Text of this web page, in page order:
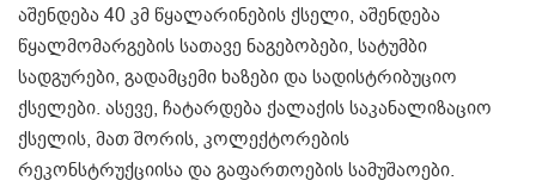
აშენდება 40 კმ წყალარინების ქსელი, აშენდება
წყალმომარგების სათავე ნაგებობები, სატუმბი
სადგურები, გადამცემი ხაზები და სადისტრიბუციო
ქსელები. ასევე, ჩატარდება ქალაქის საკანალიზაციო
ქსელის, მათ შორის, კოლექტორების
რეკონსტრუქციისა და გაფართოების სამუშაოები.